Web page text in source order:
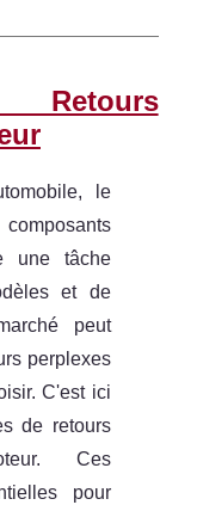
Retours
le
une tâche
et de
peut
perplexes
C'est ici
de retours
Ces
pour